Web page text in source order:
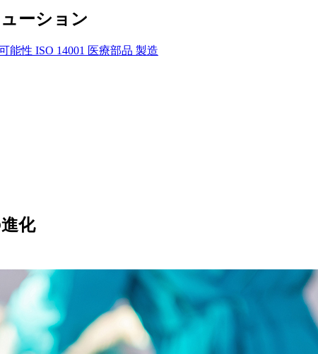
ーション
能性 ISO 14001 医療部品 製造
化